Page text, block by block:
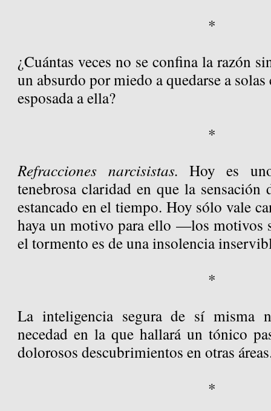
*
¿Cuántas veces no se confina la razón
un absurdo por miedo a quedarse a
esposada a ella?
*
Refracciones narcisistas. Hoy es
tenebrosa claridad en que la sensación
estancado en el tiempo. Hoy sólo vale
haya un motivo para ello —los motivos
el tormento es de una insolencia
*
La inteligencia segura de sí misma
necedad en la que hallará un tónico
dolorosos descubrimientos en otras
*